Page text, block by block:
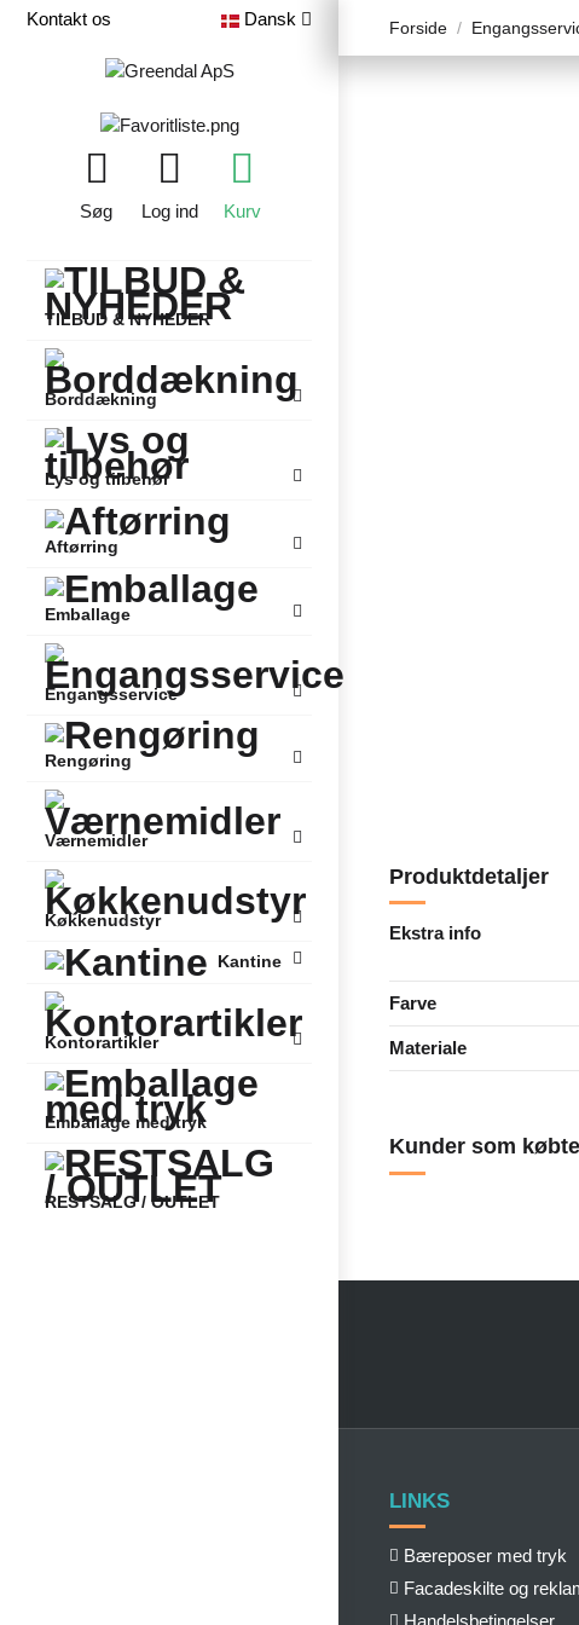
Kontakt os Dansk
Søg Log ind Kurv
TILBUD & NYHEDER
Borddækning
Lys og tilbehør
Aftørring
Emballage
Engangsservice
Rengøring
Værnemidler
Køkkenudstyr
Kantine
Kontorartikler
Emballage med tryk
RESTSALG / OUTLET
Forside
Produktdetaljer
Ekstra info
Farve
Materiale
Kunder som
LINKS
Bæreposer med tryk
Facadeskilte og
Handelsbetingelser